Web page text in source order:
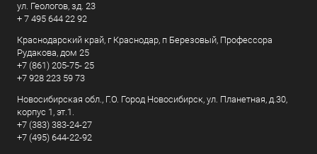
ул. Геологов, зд. 23
+ 7 495 644 22 92
Краснодарский край, г Краснодар, п Березовый, Профессора
Рудакова, дом 25
+7 (861) 205-75- 25
+7 928 223 59 73
Новосибирская обл., Г.О. Город Новосибирск, ул. Планетная, д.30,
корпус 1, эт.1.
+7 (383) 383-24-27
+7 (495) 644-22-92